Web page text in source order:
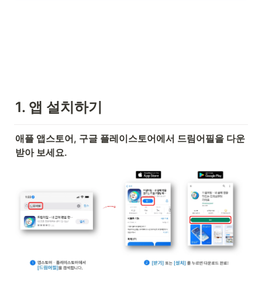
1. 앱 설치하기
애플 앱스토어, 구글 플레이스토어에서 드림어필을 다운
받아 보세요.